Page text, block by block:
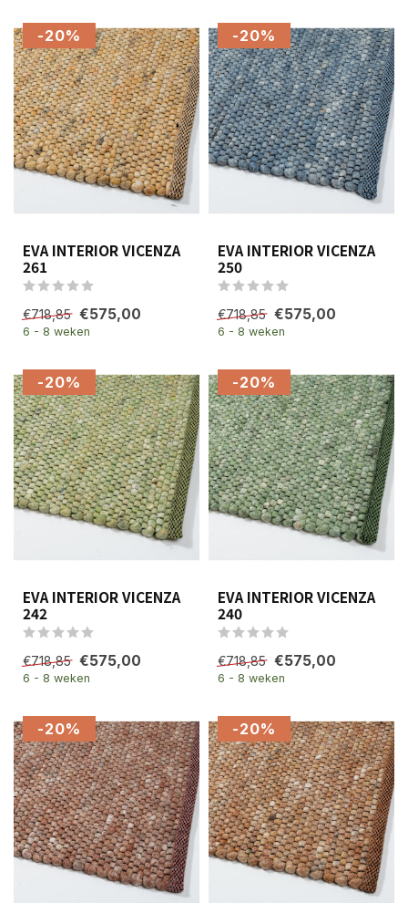
-20%
EVA INTERIOR VICENZA
261
€718,85 €575,00
6 - 8 weken
-20%
EVA INTERIOR VICENZA
250
€718,85 €575,00
6 - 8 weken
-20%
EVA INTERIOR VICENZA
242
€718,85 €575,00
6 - 8 weken
-20%
EVA INTERIOR VICENZA
240
€718,85 €575,00
6 - 8 weken
-20% -20%